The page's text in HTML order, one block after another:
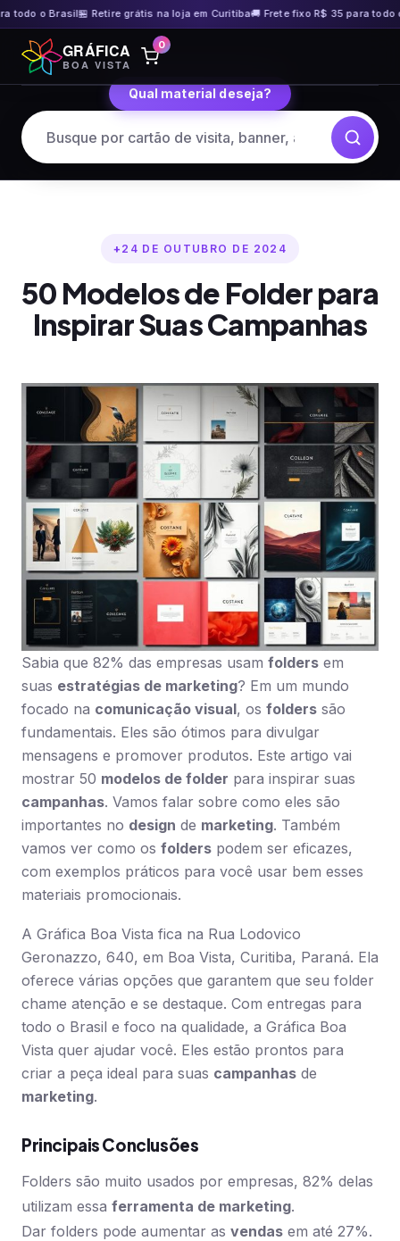
o Brasil🏪 Retire grátis na loja em Curitiba🚚 Frete fixo R$ 35 para todo o
Pular
para
o
GRÁFICA
BOA VISTA
0
Qual material deseja?
24 DE OUTUBRO DE 2024
50 Modelos de Folder para
Inspirar Suas Campanhas
Sabia que 82% das empresas usam folders em
suas estratégias de marketing? Em um mundo
focado na comunicação visual, os folders são
fundamentais. Eles são ótimos para divulgar
mensagens e promover produtos. Este artigo vai
mostrar 50 modelos de folder para inspirar suas
campanhas. Vamos falar sobre como eles são
importantes no design de marketing. Também
vamos ver como os folders podem ser eficazes,
com exemplos práticos para você usar bem esses
materiais promocionais.
A Gráfica Boa Vista fica na Rua Lodovico
Geronazzo, 640, em Boa Vista, Curitiba, Paraná. Ela
oferece várias opções que garantem que seu folder
chame atenção e se destaque. Com entregas para
todo o Brasil e foco na qualidade, a Gráfica Boa
Vista quer ajudar você. Eles estão prontos para
criar a peça ideal para suas campanhas de
marketing.
Principais Conclusões
Folders são muito usados por empresas, 82% delas
utilizam essa ferramenta de marketing.
Dar folders pode aumentar as vendas em até 27%.